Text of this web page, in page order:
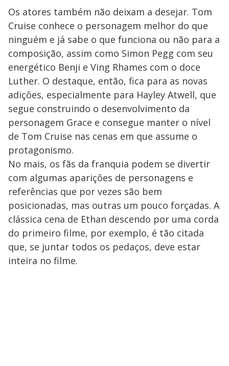
Os atores também não deixam a desejar. Tom
Cruise conhece o personagem melhor do que
ninguém e já sabe o que funciona ou não para a
composição, assim como Simon Pegg com seu
energético Benji e Ving Rhames com o doce
Luther. O destaque, então, fica para as novas
adições, especialmente para Hayley Atwell, que
segue construindo o desenvolvimento da
personagem Grace e consegue manter o nível
de Tom Cruise nas cenas em que assume o
protagonismo.
No mais, os fãs da franquia podem se divertir
com algumas aparições de personagens e
referências que por vezes são bem
posicionadas, mas outras um pouco forçadas. A
clássica cena de Ethan descendo por uma corda
do primeiro filme, por exemplo, é tão citada
que, se juntar todos os pedaços, deve estar
inteira no filme.